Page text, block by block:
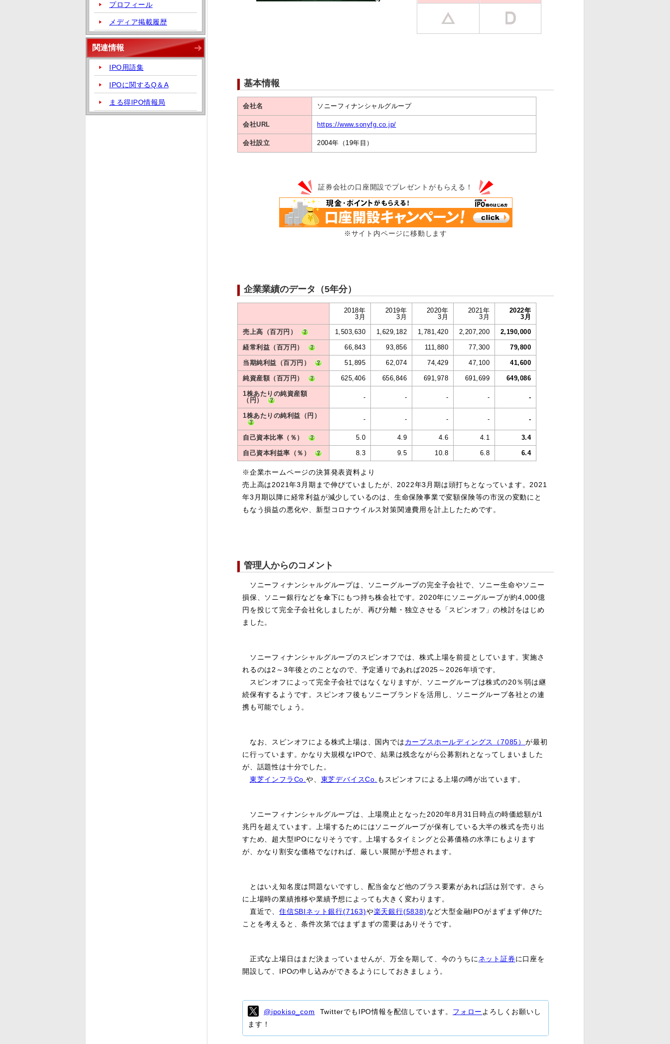
プロフィール
メディア掲載履歴
関連情報
IPO用語集
IPOに関するQ＆A
まる得IPO情報局
基本情報
会社名 ソニーフィナンシャルグループ
会社URL https://www.sonyfg.co.jp/
会社設立 2004年（19年目）
証券会社の口座開設でプレゼントがもらえる！
※サイト内ページに移動します
企業業績のデータ（5年分）
2018年
3月
2019年
3月
2020年
3月
2021年
3月
2022年
3月
売上高（百万円）
1,503,630 1,629,182 1,781,420 2,207,200 2,190,000
経常利益（百万円） 66,843 93,856 111,880 77,300 79,800
当期純利益（百万円） 51,895 62,074 74,429 47,100 41,600
純資産額（百万円） 625,406 656,846 691,978 691,699 649,086
1株あたりの純資産額
（円）
- - - - -
1株あたりの純利益（円） - - - - -
自己資本比率（％） 5.0 4.9 4.6 4.1 3.4
自己資本利益率（％） 8.3 9.5 10.8 6.8 6.4
※企業ホームページの決算発表資料より
売上高は2021年3月期まで伸びていましたが、2022年3月期は頭打ちとなっています。2021
年3月期以降に経常利益が減少しているのは、生命保険事業で変額保険等の市況の変動にと
もなう損益の悪化や、新型コロナウイルス対策関連費用を計上したためです。
管理人からのコメント
ソニーフィナンシャルグループは、ソニーグループの完全子会社で、ソニー生命やソニー
損保、ソニー銀行などを傘下にもつ持ち株会社です。2020年にソニーグループが約4,000億
円を投じて完全子会社化しましたが、再び分離・独立させる「スピンオフ」の検討をはじめ
ました。
ソニーフィナンシャルグループのスピンオフでは、株式上場を前提としています。実施さ
れるのは2～3年後とのことなので、予定通りであれば2025～2026年頃です。
スピンオフによって完全子会社ではなくなりますが、ソニーグループは株式の20％弱は継
続保有するようです。スピンオフ後もソニーブランドを活用し、ソニーグループ各社との連
携も可能でしょう。
なお、スピンオフによる株式上場は、国内では カーブスホールディングス（7085）が最初
に行っています。かなり大規模なIPOで、結果は残念ながら公募割れとなってしまいました
が、話題性は十分でした。
東芝インフラCo.や、 東芝デバイスCo. もスピンオフによる上場の噂が出ています。
ソニーフィナンシャルグループは、上場廃止となった2020年8月31日時点の時価総額が1
兆円を超えています。上場するためにはソニーグループが保有している大半の株式を売り出
すため、超大型IPOになりそうです。上場するタイミングと公募価格の水準にもよります
が、かなり割安な価格でなければ、厳しい展開が予想されます。
とはいえ知名度は問題ないですし、配当金など他のプラス要素があれば話は別です。さら
に上場時の業績推移や業績予想によっても大きく変わります。
直近で、 住信SBIネット銀行(7163)や楽天銀行(5838) など大型金融IPOがまずまず伸びた
ことを考えると、条件次第ではまずまずの需要はありそうです。
正式な上場日はまだ決まっていませんが、万全を期して、今のうちに ネット証券 に口座を
開設して、IPOの申し込みができるようにしておきましょう。
@ipokiso_com TwitterでもIPO情報を配信しています。 フォロー よろしくお願いし
ます！